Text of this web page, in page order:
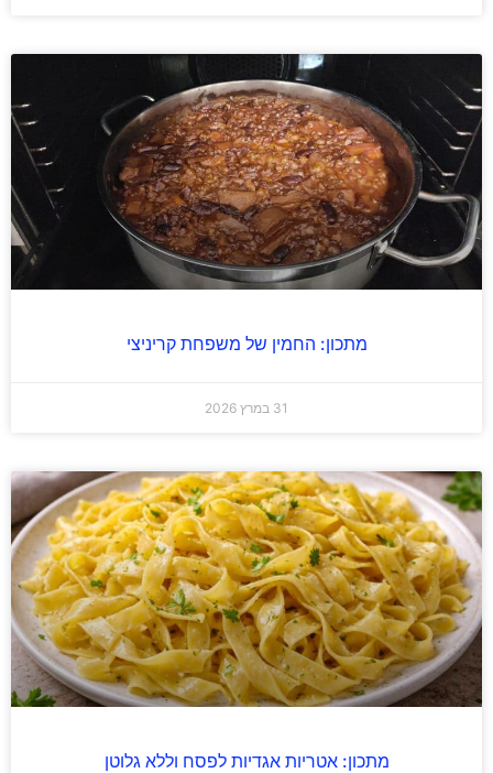
מתכון: החמין של משפחת קריניצי
31 במרץ 2026
מתכון: אטריות אגדיות לפסח וללא גלוטן